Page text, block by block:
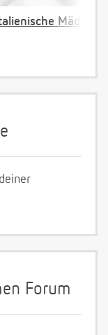
Forum